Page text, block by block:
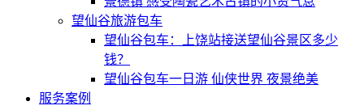
望仙谷旅游包车
望仙谷包车：上饶站接送望仙谷景区多少
钱？
望仙谷包车一日游 仙侠世界 夜景绝美
服务案例